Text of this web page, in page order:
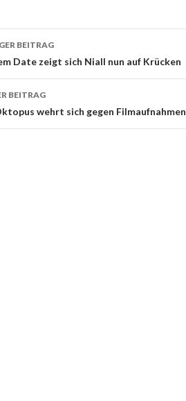
BEITRAG
Date zeigt sich Niall nun auf Krücken
BEITRAG
wehrt sich gegen Filmaufnahmen